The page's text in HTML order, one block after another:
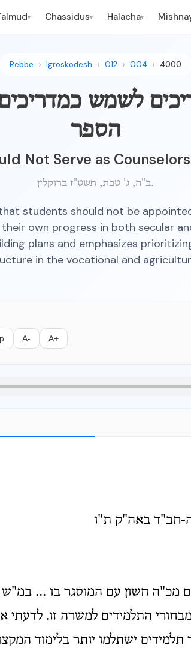
▾ Chassidus▾ Halacha▾
Rebbe Igroskodesh 012 004 4000
לשמש
הספר
Not Serve as
ב"ה, ג' טבת, תשט"ז ברוקלין.
students should not be
own progress in both secular
plans and emphasizes
in the vocational and
A- A+
חב"ד באה"ק ת"ו
מכ"ה חשון עם המוסגר בו ... במ"ש
התלמידים למשרה זו. לדעתי
ישתלמו יותר בלימוד